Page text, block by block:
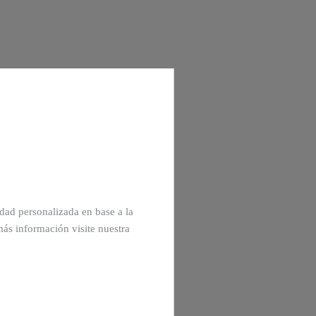
personalizada en base a la
información visite nuestra